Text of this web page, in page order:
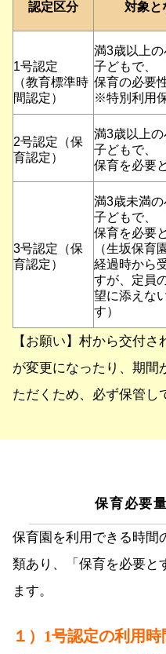
認定区分 対象と
1号認定
（教育標準時
間認定）
満3歳以上
子どもで、
保育の必要
※特別利用
2号認定（保
育認定）
満3歳以上
子どもで、
保育を必要
3号認定（保
育認定）
満3歳未満
子どもで、
保育を必要
（生坂保育
経過時から
すが、定員
望に添えな
す）
【お願い】村から交付
が変更になったり、期間
ただくため、必ず保管し
保育必要
保育園を利用できる時間
類あり、「保育を必要と
ます。
１）1号認定の利用時